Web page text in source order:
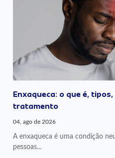
Enxaqueca: o que é,
tratamento
04, ago de 2026
A enxaqueca é uma condição
pessoas...